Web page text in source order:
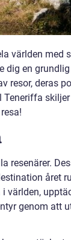
världen med
dig en
resor, deras
resenärer.
året
världen,
genom att